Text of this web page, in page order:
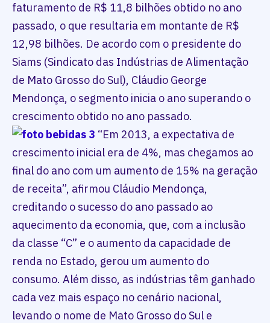
faturamento de R$ 11,8 bilhões obtido no ano
passado, o que resultaria em montante de R$
12,98 bilhões. De acordo com o presidente do
Siams (Sindicato das Indústrias de Alimentação
de Mato Grosso do Sul), Cláudio George
Mendonça, o segmento inicia o ano superando o
crescimento obtido no ano passado.
“Em 2013, a expectativa de
crescimento inicial era de 4%, mas chegamos ao
final do ano com um aumento de 15% na geração
de receita”, afirmou Cláudio Mendonça,
creditando o sucesso do ano passado ao
aquecimento da economia, que, com a inclusão
da classe “C” e o aumento da capacidade de
renda no Estado, gerou um aumento do
consumo. Além disso, as indústrias têm ganhado
cada vez mais espaço no cenário nacional,
levando o nome de Mato Grosso do Sul e